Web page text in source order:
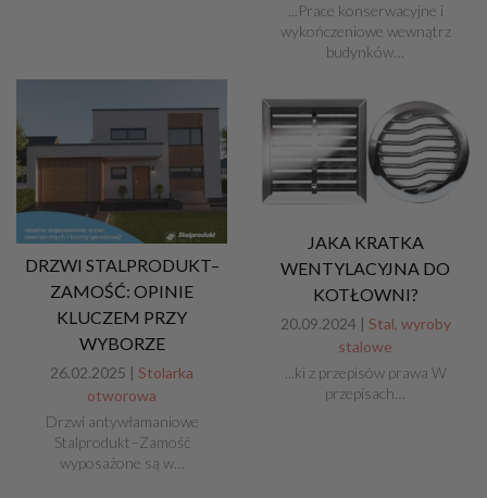
...Prace konserwacyjne i
wykończeniowe wewnątrz
budynków…
DRZWI STALPRODUKT–
ZAMOŚĆ: OPINIE
KLUCZEM PRZY
WYBORZE
26.02.2025 | Stolarka
otworowa
Drzwi antywłamaniowe
Stalprodukt–Zamość
wyposażone są w…
JAKA KRATKA
WENTYLACYJNA DO
KOTŁOWNI?
20.09.2024 | Stal, wyroby
stalowe
...ki z przepisów prawa W
przepisach…